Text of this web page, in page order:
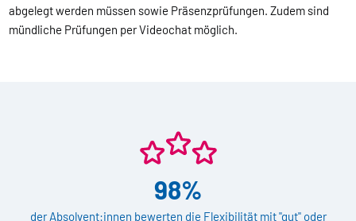
abgelegt werden müssen sowie Präsenzprüfungen. Zudem sind
mündliche Prüfungen per Videochat möglich.
98%
der Absolvent:innen bewerten die Flexibilität mit "gut" oder